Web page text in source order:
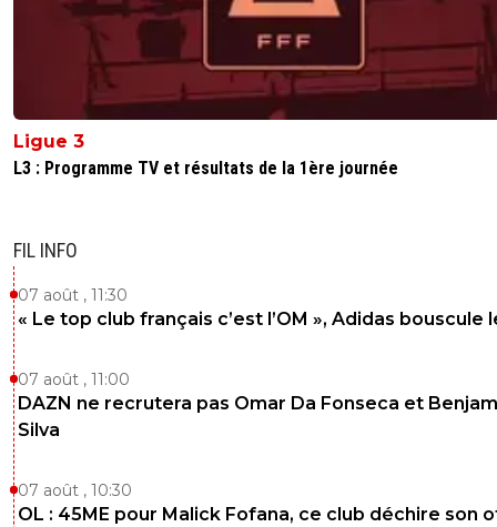
Ligue 3
L3 : Programme TV et résultats de la 1ère journée
FIL INFO
07 août , 11:30
« Le top club français c’est l’OM », Adidas bouscule
07 août , 11:00
DAZN ne recrutera pas Omar Da Fonseca et
Silva
07 août , 10:30
OL : 45ME pour Malick Fofana, ce club déchire son